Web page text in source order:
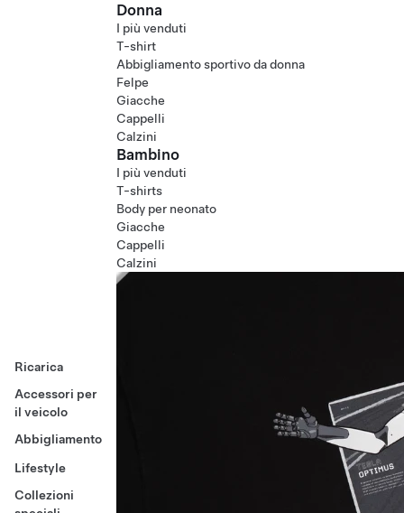
Ricarica
Accessori per
il veicolo
Abbigliamento
Lifestyle
Collezioni
Donna
I più venduti
T-shirt
Abbigliamento sportivo da donna
Felpe
Giacche
Cappelli
Calzini
Bambino
I più venduti
T-shirts
Body per neonato
Giacche
Cappelli
Calzini